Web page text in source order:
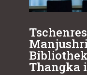
Thangka